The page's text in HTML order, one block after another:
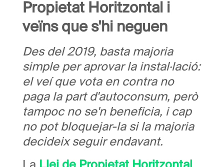
Propietat Horitzontal i
veïns que s'hi neguen
Des del 2019, basta majoria
simple per aprovar la instal·lació:
el veí que vota en contra no
paga la part d'autoconsum, però
tampoc no se'n beneficia, i cap
no pot bloquejar-la si la majoria
decideix seguir endavant.